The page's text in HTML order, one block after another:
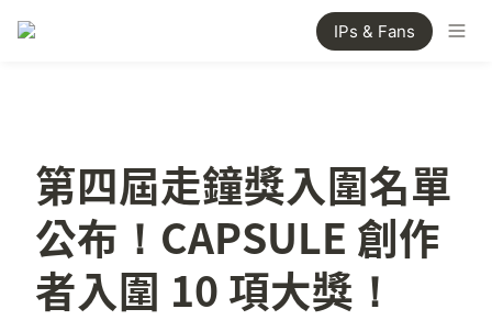
IPs & Fans
第四屆走鐘獎入圍名單
公布！CAPSULE 創作
者入圍 10 項大獎！